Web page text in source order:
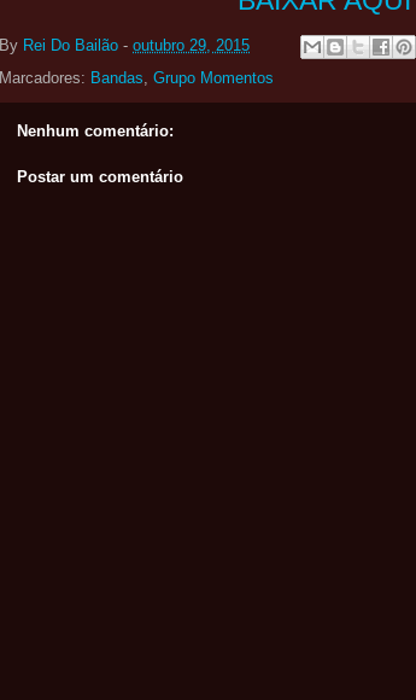
By Rei Do Bailão - outubro 29, 2015
Marcadores: Bandas, Grupo Momentos
Nenhum comentário:
Postar um comentário